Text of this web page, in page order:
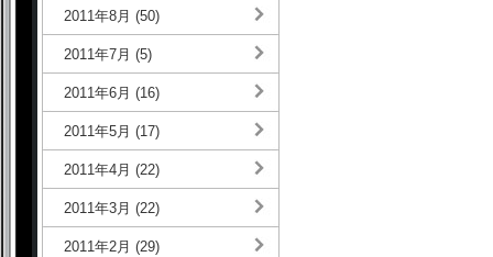
2011年8月 (50)
2011年7月 (5)
2011年6月 (16)
2011年5月 (17)
2011年4月 (22)
2011年3月 (22)
2011年2月 (29)